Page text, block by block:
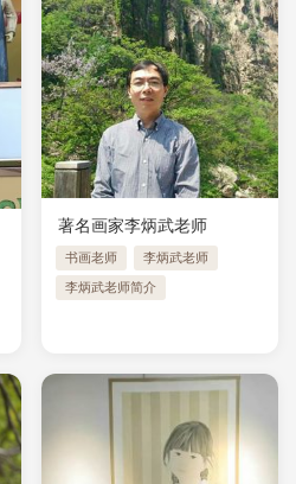
著名画家李炳武老师
书画老师 李炳武老师
李炳武老师简介